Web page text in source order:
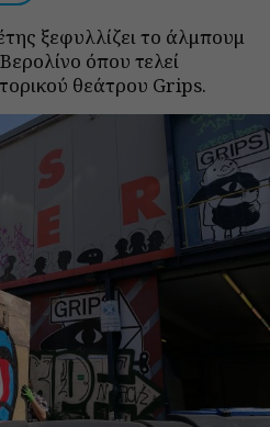
ξεφυλλίζει το άλμπουμ
όπου τελεί
θεάτρου Grips.